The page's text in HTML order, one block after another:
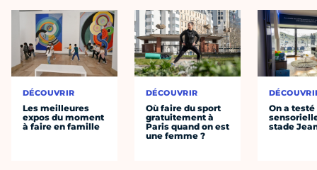
DÉCOUVRIR
Les meilleures
expos du moment
à faire en famille
DÉCOUVRIR
Où faire du sport
gratuitement à
Paris quand on est
une femme ?
On a
stade